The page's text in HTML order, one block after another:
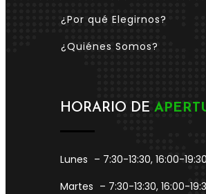
¿Por qué Elegirnos?
¿Quiénes Somos?
HORARIO DE
Lunes – 7:30-13:30, 16:00-19:30
Martes – 7:30-13:30, 16:00-